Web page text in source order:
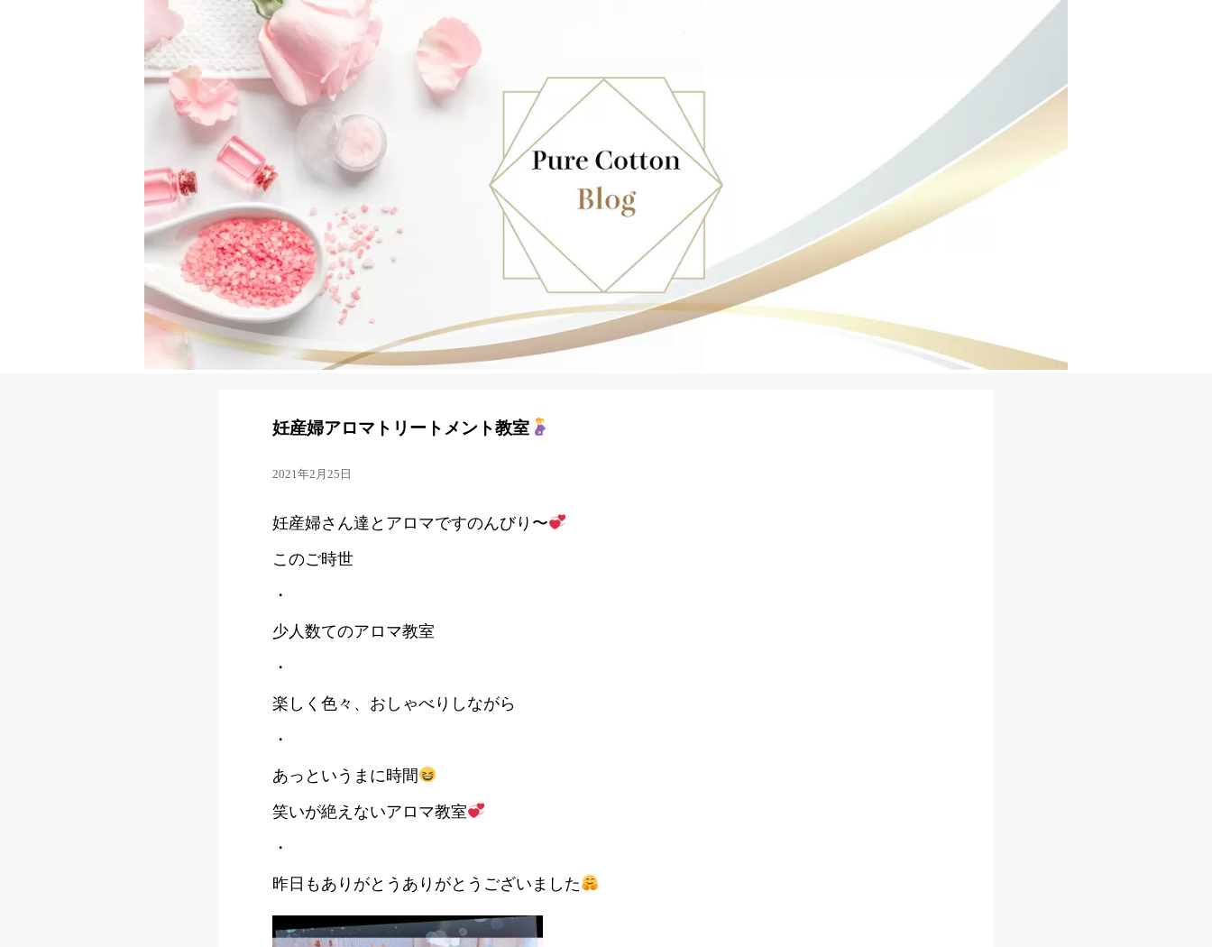
妊産婦アロマトリートメント教室
2021年2月25日
妊産婦さん達とアロマですのんびり〜
このご時世
・
少人数てのアロマ教室
・
楽しく色々、おしゃべりしながら
・
あっというまに時間
笑いが絶えないアロマ教室
・
昨日もありがとうありがとうございました